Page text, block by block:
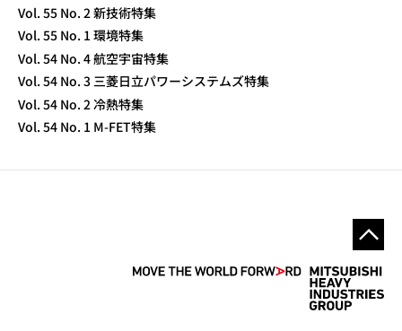
Vol. 55 No. 2 新技術特集
Vol. 55 No. 1 環境特集
Vol. 54 No. 4 航空宇宙特集
Vol. 54 No. 3 三菱日立パワーシステムズ特集
Vol. 54 No. 2 冷熱特集
Vol. 54 No. 1 M-FET特集